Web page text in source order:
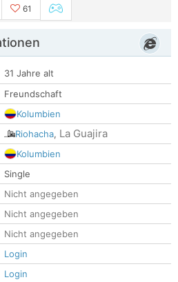
61
31 Jahre alt
Freundschaft
Kolumbien
Riohacha, La Guajira
Kolumbien
Single
Nicht angegeben
Nicht angegeben
Nicht angegeben
Login
Login